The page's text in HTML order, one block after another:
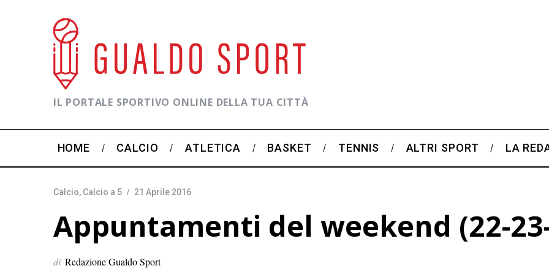
IL PORTALE SPORTIVO ONLINE DELLA TUA CITTÀ
HOME CALCIO ATLETICA BASKET TENNIS ALTRI SPORT LA
Calcio, Calcio a 5 21 Aprile 2016
Appuntamenti del weekend (22-
di Redazione Gualdo Sport